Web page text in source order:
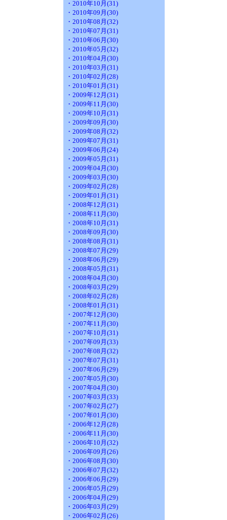
・2010年10月(31)
・2010年09月(30)
・2010年08月(32)
・2010年07月(31)
・2010年06月(30)
・2010年05月(32)
・2010年04月(30)
・2010年03月(31)
・2010年02月(28)
・2010年01月(31)
・2009年12月(31)
・2009年11月(30)
・2009年10月(31)
・2009年09月(30)
・2009年08月(32)
・2009年07月(31)
・2009年06月(24)
・2009年05月(31)
・2009年04月(30)
・2009年03月(30)
・2009年02月(28)
・2009年01月(31)
・2008年12月(31)
・2008年11月(30)
・2008年10月(31)
・2008年09月(30)
・2008年08月(31)
・2008年07月(29)
・2008年06月(29)
・2008年05月(31)
・2008年04月(30)
・2008年03月(29)
・2008年02月(28)
・2008年01月(31)
・2007年12月(30)
・2007年11月(30)
・2007年10月(31)
・2007年09月(33)
・2007年08月(32)
・2007年07月(31)
・2007年06月(29)
・2007年05月(30)
・2007年04月(30)
・2007年03月(33)
・2007年02月(27)
・2007年01月(30)
・2006年12月(28)
・2006年11月(30)
・2006年10月(32)
・2006年09月(26)
・2006年08月(30)
・2006年07月(32)
・2006年06月(29)
・2006年05月(29)
・2006年04月(29)
・2006年03月(29)
・2006年02月(26)